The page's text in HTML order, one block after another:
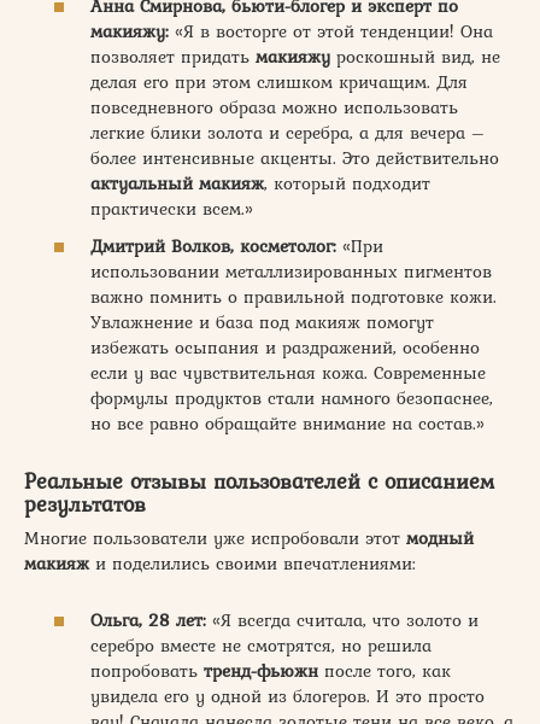
Анна Смирнова, бьюти-блогер и эксперт по
макияжу: «Я в восторге от этой тенденции! Она
позволяет придать макияжу роскошный вид, не
делая его при этом слишком кричащим. Для
повседневного образа можно использовать
легкие блики золота и серебра, а для вечера –
более интенсивные акценты. Это действительно
актуальный макияж, который подходит
практически всем.»
Дмитрий Волков, косметолог: «При
использовании металлизированных пигментов
важно помнить о правильной подготовке кожи.
Увлажнение и база под макияж помогут
избежать осыпания и раздражений, особенно
если у вас чувствительная кожа. Современные
формулы продуктов стали намного безопаснее,
но все равно обращайте внимание на состав.»
Реальные отзывы пользователей с описанием
результатов
Многие пользователи уже испробовали этот модный
макияжи поделились своими впечатлениями:
Ольга, 28 лет: «Я всегда считала, что золото и
серебро вместе не смотрятся, но решила
попробовать тренд-фьюжн после того, как
увидела его у одной из блогеров. И это просто